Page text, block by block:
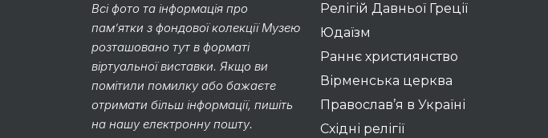
Всі фото та інформація про
пам’ятки з фондової колекції Музею
розташовано тут в форматі
віртуальної виставки. Якщо ви
помітили помилку або бажаєте
отримати більш інформації, пишіть
на нашу електронну пошту.
Релігій Давньої Греції
Юдаїзм
Раннє християнство
Вірменська церква
Православ’я в Україні
Східні релігії